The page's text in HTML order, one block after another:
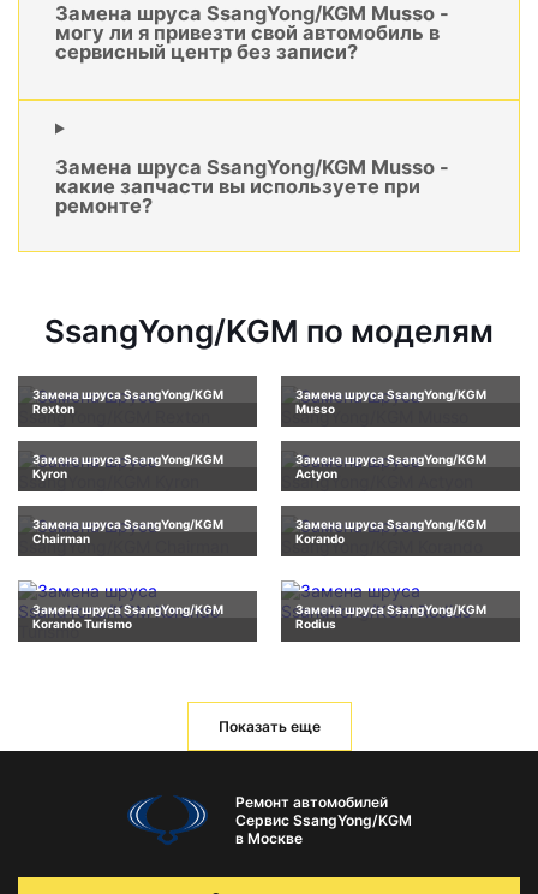
Замена шруса SsangYong/KGM Musso -
могу ли я привезти свой автомобиль в
сервисный центр без записи?
Замена шруса SsangYong/KGM Musso -
какие запчасти вы используете при
ремонте?
SsangYong/KGM по моделям
Замена шруса SsangYong/KGM
Rexton
Замена шруса SsangYong/KGM
Musso
Замена шруса SsangYong/KGM
Kyron
Замена шруса SsangYong/KGM
Actyon
Замена шруса SsangYong/KGM
Chairman
Замена шруса SsangYong/KGM
Korando
Замена шруса SsangYong/KGM
Korando Turismo
Замена шруса SsangYong/KGM
Rodius
Показать еще
Ремонт автомобилей
Сервис SsangYong/KGM
в Москве